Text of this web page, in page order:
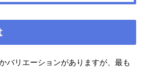
バリエーションがありますが、最も